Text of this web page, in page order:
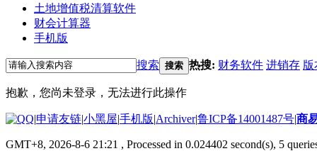
土地增值税清算软件
财会计算器
手机版
搜索 搜索 热搜: 财务软件 进销存 版
抱歉，您尚未登录，无法进行此操作
|申请友链|小黑屋|手机版|Archiver|鲁ICP备14001487号|商
GMT+8, 2026-8-6 21:21 , Processed in 0.024402 second(s), 5